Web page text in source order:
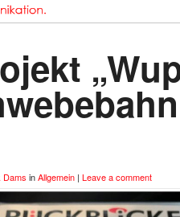
Dams inAllgemein | Leave a comment